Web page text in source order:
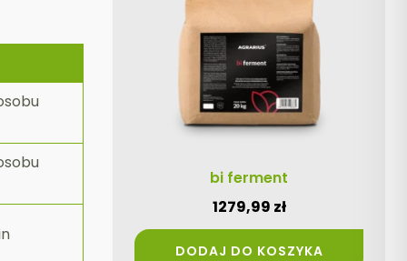
bi ferment
1279,99 zł
DODAJ DO KOSZYKA